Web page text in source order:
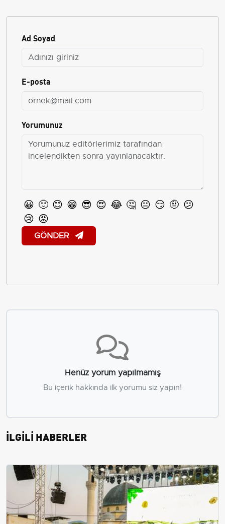
Ad Soyad
E-posta
Yorumunuz
😀 🙂 😊 😁 😎 😍 😂 🤔 😐 😏 🤨 😕
😢 😡
GÖNDER
Henüz yorum yapılmamış
Bu içerik hakkında ilk yorumu siz yapın!
İLGİLİ HABERLER